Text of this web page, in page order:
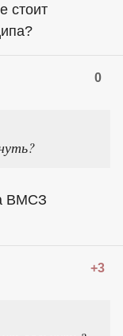
стоит
0
ВМСЗ
+3